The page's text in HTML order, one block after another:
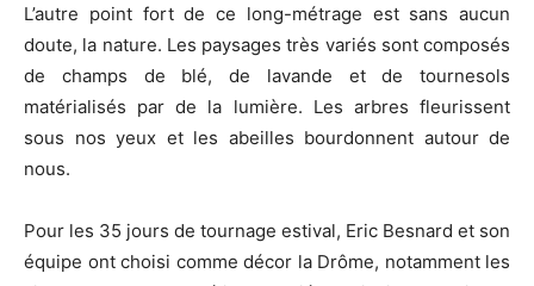
L’autre point fort de ce long-métrage est sans aucun
doute, la nature. Les paysages très variés sont composés
de champs de blé, de lavande et de tournesols
matérialisés par de la lumière. Les arbres fleurissent
sous nos yeux et les abeilles bourdonnent autour de
nous.
Pour les 35 jours de tournage estival, Eric Besnard et son
équipe ont choisi comme décor la Drôme, notamment les